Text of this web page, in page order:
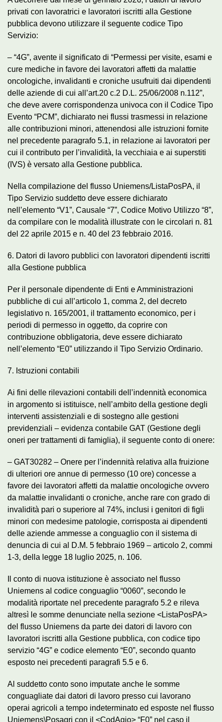
privati con lavoratrici e lavoratori iscritti alla Gestione
pubblica devono utilizzare il seguente codice Tipo
Servizio:
– “4G”, avente il significato di “Permessi per visite, esami e
cure mediche in favore dei lavoratori affetti da malattie
oncologiche, invalidanti e croniche usufruiti dai dipendenti
delle aziende di cui all’art.20 c.2 D.L. 25/06/2008 n.112”,
che deve avere corrispondenza univoca con il Codice Tipo
Evento “PCM”, dichiarato nei flussi trasmessi in relazione
alle contribuzioni minori, attenendosi alle istruzioni fornite
nel precedente paragrafo 5.1, in relazione ai lavoratori per
cui il contributo per l’invalidità, la vecchiaia e ai superstiti
(IVS) è versato alla Gestione pubblica.
Nella compilazione del flusso Uniemens/ListaPosPA, il
Tipo Servizio suddetto deve essere dichiarato
nell’elemento “V1”, Causale “7”, Codice Motivo Utilizzo “8”,
da compilare con le modalità illustrate con le circolari n. 81
del 22 aprile 2015 e n. 40 del 23 febbraio 2016.
6. Datori di lavoro pubblici con lavoratori dipendenti iscritti
alla Gestione pubblica
Per il personale dipendente di Enti e Amministrazioni
pubbliche di cui all’articolo 1, comma 2, del decreto
legislativo n. 165/2001, il trattamento economico, per i
periodi di permesso in oggetto, da coprire con
contribuzione obbligatoria, deve essere dichiarato
nell’elemento “E0” utilizzando il Tipo Servizio Ordinario.
7. Istruzioni contabili
Ai fini delle rilevazioni contabili dell’indennità economica
in argomento si istituisce, nell’ambito della gestione degli
interventi assistenziali e di sostegno alle gestioni
previdenziali – evidenza contabile GAT (Gestione degli
oneri per trattamenti di famiglia), il seguente conto di onere:
– GAT30282 – Onere per l’indennità relativa alla fruizione
di ulteriori ore annue di permesso (10 ore) concesse a
favore dei lavoratori affetti da malattie oncologiche ovvero
da malattie invalidanti o croniche, anche rare con grado di
invalidità pari o superiore al 74%, inclusi i genitori di figli
minori con medesime patologie, corrisposta ai dipendenti
delle aziende ammesse a conguaglio con il sistema di
denuncia di cui al D.M. 5 febbraio 1969 – articolo 2, commi
1-3, della legge 18 luglio 2025, n. 106.
Il conto di nuova istituzione è associato nel flusso
Uniemens al codice conguaglio “0060”, secondo le
modalità riportate nel precedente paragrafo 5.2 e rileva
altresì le somme denunciate nella sezione <ListaPosPA>
del flusso Uniemens da parte dei datori di lavoro con
lavoratori iscritti alla Gestione pubblica, con codice tipo
servizio “4G” e codice elemento “E0”, secondo quanto
esposto nei precedenti paragrafi 5.5 e 6.
Al suddetto conto sono imputate anche le somme
conguagliate dai datori di lavoro presso cui lavorano
operai agricoli a tempo indeterminato ed esposte nel flusso
Uniemens\Posagri con il <CodAgio> “F0” nel caso il